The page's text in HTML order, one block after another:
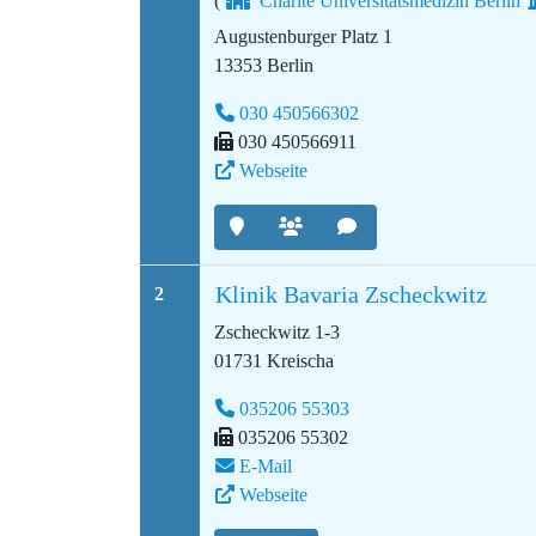
Augustenburger Platz 1
13353 Berlin
030 450566302
030 450566911
Webseite
2 Klinik Bavaria Zscheckwitz
Zscheckwitz 1-3
01731 Kreischa
035206 55303
035206 55302
E-Mail
Webseite